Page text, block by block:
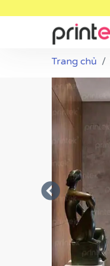
Trang chủ